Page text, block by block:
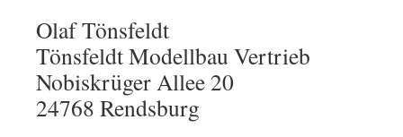
Olaf Tönsfeldt
Tönsfeldt Modellbau Vertrieb
Nobiskrüger Allee 20
24768 Rendsburg